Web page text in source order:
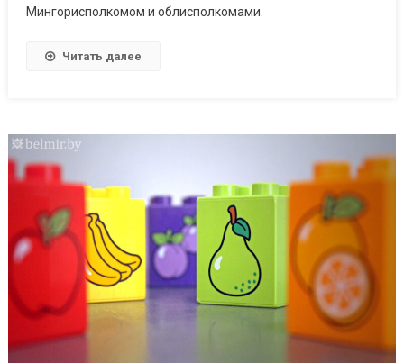
Мингорисполкомом и облисполкомами.
Читать далее